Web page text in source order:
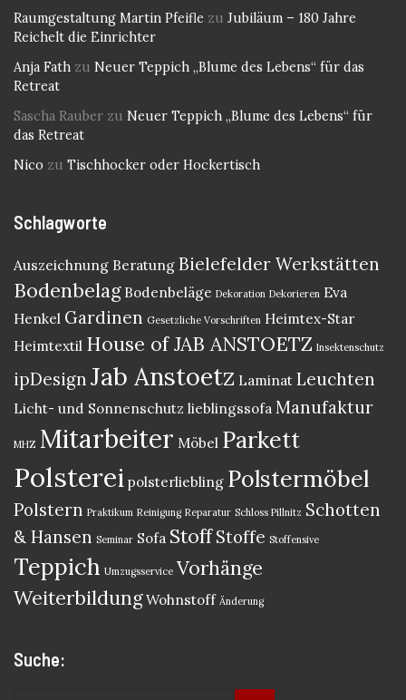
Raumgestaltung Martin Pfeifle zu Jubiläum – 180 Jahre
Reichelt die Einrichter
Anja Fath zu Neuer Teppich „Blume des Lebens“ für das
Retreat
Sascha Rauber zu Neuer Teppich „Blume des Lebens“ für
das Retreat
Nico zu Tischhocker oder Hockertisch
Schlagworte
Auszeichnung Beratung Bielefelder Werkstätten
Bodenbelag Bodenbeläge Dekoration Dekorieren Eva
Henkel Gardinen Gesetzliche Vorschriften Heimtex-Star
Heimtextil House of JAB ANSTOETZ Insektenschutz
ipDesign Jab Anstoetz Laminat Leuchten
Licht- und Sonnenschutz lieblingssofa Manufaktur
MHZ Mitarbeiter Möbel Parkett
Polsterei polsterliebling Polstermöbel
Polstern Praktikum Reinigung Reparatur Schloss Pillnitz Schotten
& Hansen Seminar Sofa Stoff Stoffe Stoffensive
Teppich Umzugsservice Vorhänge
Weiterbildung Wohnstoff Änderung
Suche: